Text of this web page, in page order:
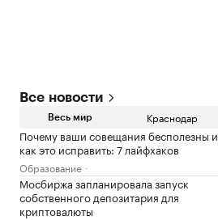
Все новости
Весь мир Краснодар
Почему ваши совещания бесполезны и
как это исправить: 7 лайфхаков
Образование
Мосбиржа запланировала запуск
собственного депозитария для
криптовалюты